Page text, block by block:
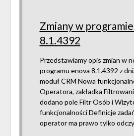
Zmiany w
8.1.4392
Przedstawiamy opis zmian w
programu enova 8.1.4392 z
moduł CRM Nowa
Operatora, zakładka
dodano pole Filtr Osób i
funkcjonalności Definicje
operator ma prawo tylko